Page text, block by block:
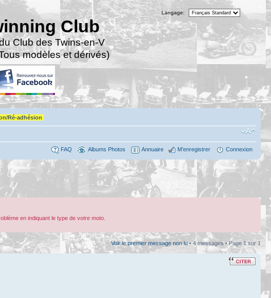
Club
Club des Twins-en-V
modèles et dérivés)
Langage:
Ré-adhésion
FAQ Albums Photos Annuaire M’enregistrer Connexion
en indiquant le type de votre moto.
Voir le premier message non lu• 4 messages • Page1sur 1